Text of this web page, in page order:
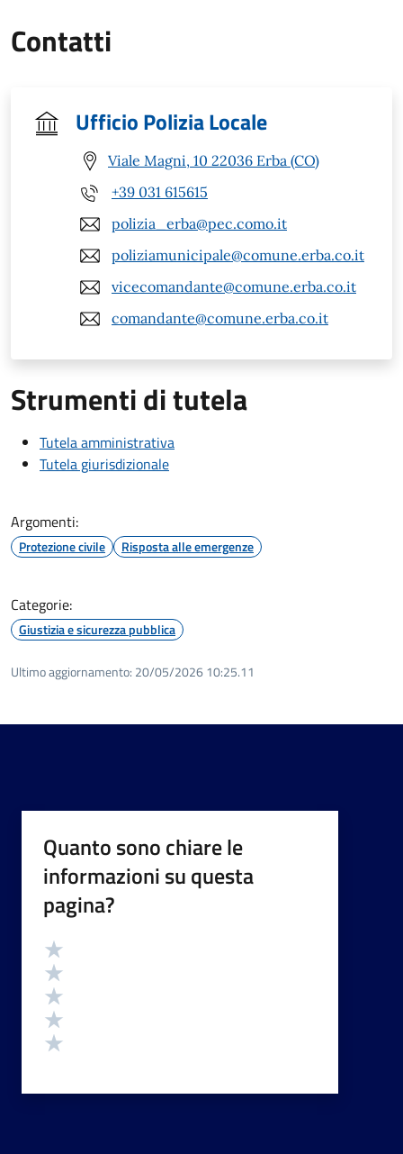
Contatti
Ufficio Polizia Locale
Viale Magni, 10 22036 Erba (CO)
+39 031 615615
polizia_erba@pec.como.it
poliziamunicipale@comune.erba.co.it
vicecomandante@comune.erba.co.it
comandante@comune.erba.co.it
Strumenti di tutela
Tutela amministrativa
Tutela giurisdizionale
Argomenti:
Protezione civile Risposta alle emergenze
Categorie:
Giustizia e sicurezza pubblica
Ultimo aggiornamento: 20/05/2026 10:25.11
Quanto sono chiare le
informazioni su questa
pagina?
Valutazione